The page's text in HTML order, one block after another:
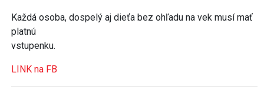
Každá osoba, dospelý aj dieťa bez ohľadu na vek musí mať
platnú
vstupenku.
LINK na FB